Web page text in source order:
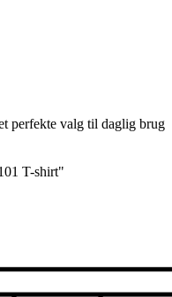
perfekte valg til daglig brug
T-shirt"